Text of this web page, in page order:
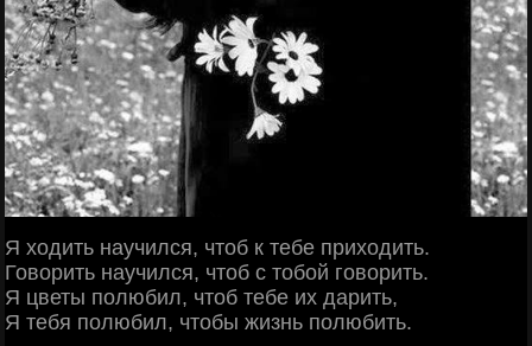
Я ходить научился, чтоб к тебе приходить.
Говорить научился, чтоб с тобой говорить.
Я цветы полюбил, чтоб тебе их дарить,
Я тебя полюбил, чтобы жизнь полюбить.